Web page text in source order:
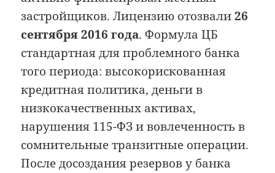
застройщиков. Лицензию отозвали26
сентября 2016 года. Формула ЦБ
стандартная для проблемного банка
того периода: высокорискованная
кредитная политика, деньги в
низкокачественных активах,
нарушения 115-ФЗ и вовлеченность в
сомнительные транзитные операции.
После досоздания резервов у банка